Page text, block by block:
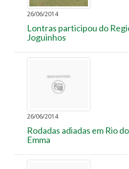
26/06/2014
Lontras participou do
Joguinhos
26/06/2014
Rodadas adiadas em Rio
Emma